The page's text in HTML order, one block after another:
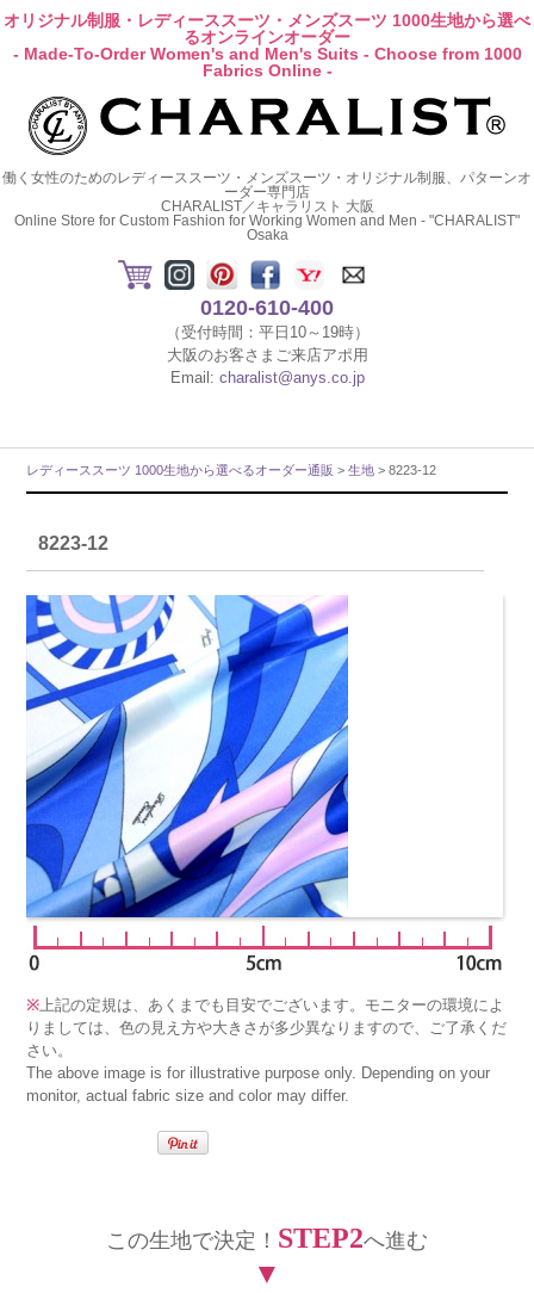
オリジナル制服・レディーススーツ・メンズスーツ 1000生地から選べ
るオンラインオーダー
- Made-To-Order Women's and Men's Suits - Choose from 1000
Fabrics Online -
働く女性のためのレディーススーツ・メンズスーツ・オリジナル制服、パターンオ
ーダー専門店
CHARALIST／キャラリスト 大阪
Online Store for Custom Fashion for Working Women and Men - "CHARALIST"
Osaka
0120-610-400
（受付時間：平日10～19時）
大阪のお客さまご来店アポ用
Email: charalist@anys.co.jp
レディーススーツ 1000生地から選べるオーダー通販 >生地 > 8223-12
8223-12
※上記の定規は、あくまでも目安でございます。モニターの環境によ
りましては、色の見え方や大きさが多少異なりますので、ご了承くだ
さい。
The above image is for illustrative purpose only. Depending on your
monitor, actual fabric size and color may differ.
この生地で決定！ STEP2へ進む
▼